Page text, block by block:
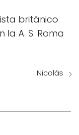
británico
A. S. Roma
Nicolás